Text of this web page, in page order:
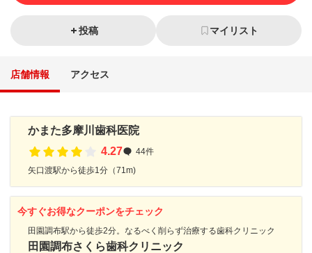
投稿 マイリスト
店舗情報 アクセス
かまた多摩川歯科医院
4.27
44件
矢口渡駅から徒歩1分（71m)
今すぐお得なクーポンをチェック
田園調布駅から徒歩2分。なるべく削らず治療する歯科クリニック
田園調布さくら歯科クリニック